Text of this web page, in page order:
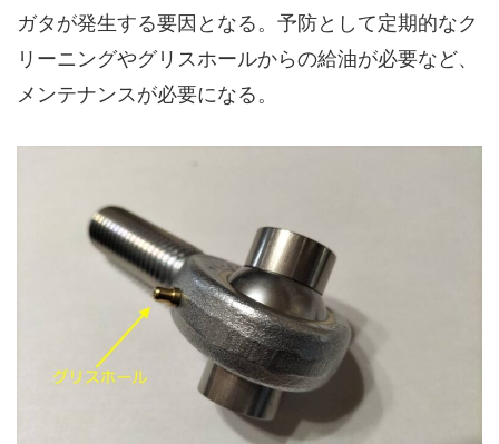
ガタが発生する要因となる。予防として定期的なク
リーニングやグリスホールからの給油が必要など、
メンテナンスが必要になる。